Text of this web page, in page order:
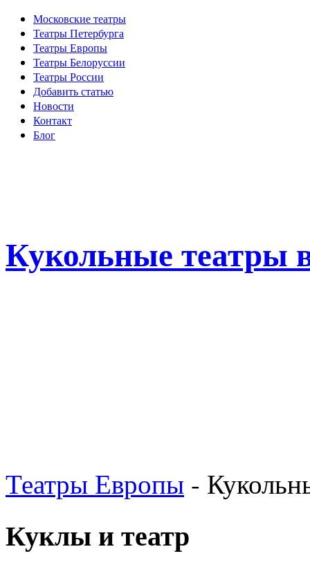
Московские театры
Театры Петербурга
Театры Европы
Театры Белоруссии
Театры России
Добавить статью
Новости
Контакт
Блог
Кукольные театры
Театры Европы -
Куклы и театр